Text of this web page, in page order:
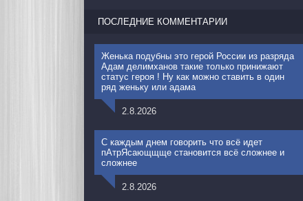
ПОСЛЕДНИЕ КОММЕНТАРИИ
Женька подубны это герой России из разряда
Адам делимханов такие только принижают
статус героя ! Ну как можно ставить в один
ряд женьку или адама
2.8.2026
С каждым днем говорить что всё идет
пАтрЯсающщще становится всё сложнее и
сложнее
2.8.2026